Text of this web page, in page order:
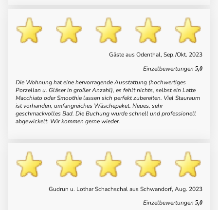
Gäste aus Odenthal, Sep./Okt. 2023
Einzelbewertungen 5,0
Die Wohnung hat eine hervorragende Ausstattung (hochwertiges
Porzellan u. Gläser in großer Anzahl), es fehlt nichts, selbst ein Latte
Macchiato oder Smoothie lassen sich perfekt zubereiten. Viel Stauraum
ist vorhanden, umfangreiches Wäschepaket. Neues, sehr
geschmackvolles Bad. Die Buchung wurde schnell und professionell
abgewickelt. Wir kommen gerne wieder.
Gudrun u. Lothar Schachschal aus Schwandorf, Aug. 2023
Einzelbewertungen 5,0